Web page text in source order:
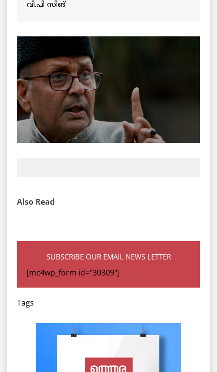
വി.പി സിങ്
Also Read
SUBSCRIBE OUR EMAIL NEWS LETTER
[mc4wp_form id="30309"]
Tags